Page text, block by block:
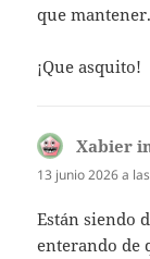
que mantener.
¡Que asquito!
Xabier
13 junio 2026 a
Están siendo
enterando de